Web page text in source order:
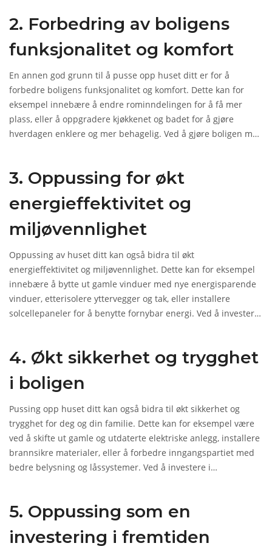
ulike økonomiske aspektene ved å pusse opp huset ditt.
2. Forbedring av boligens
funksjonalitet og komfort
En annen god grunn til å pusse opp huset ditt er for å
forbedre boligens funksjonalitet og komfort. Dette kan for
eksempel innebære å endre rominndelingen for å få mer
plass, eller å oppgradere kjøkkenet og badet for å gjøre
hverdagen enklere og mer behagelig. Ved å gjøre boligen mer
livskvaliteten og føre til at du blir mer tilfreds med boligen
3. Oppussing for økt
energieffektivitet og
miljøvennlighet
Oppussing av huset ditt kan også bidra til økt
energieffektivitet og miljøvennlighet. Dette kan for eksempel
innebære å bytte ut gamle vinduer med nye energisparende
vinduer, etterisolere yttervegger og tak, eller installere
solcellepaneler for å benytte fornybar energi. Ved å investere
mer bærekraftig og miljøvennlig livsstil, noe som er viktig for
4. Økt sikkerhet og trygghet
i boligen
Pussing opp huset ditt kan også bidra til økt sikkerhet og
trygghet for deg og din familie. Dette kan for eksempel være
ved å skifte ut gamle og utdaterte elektriske anlegg, installere
brannsikre materialer, eller å forbedre inngangspartiet med
bedre belysning og låssystemer. Ved å investere i
5. Oppussing som en
investering i fremtiden